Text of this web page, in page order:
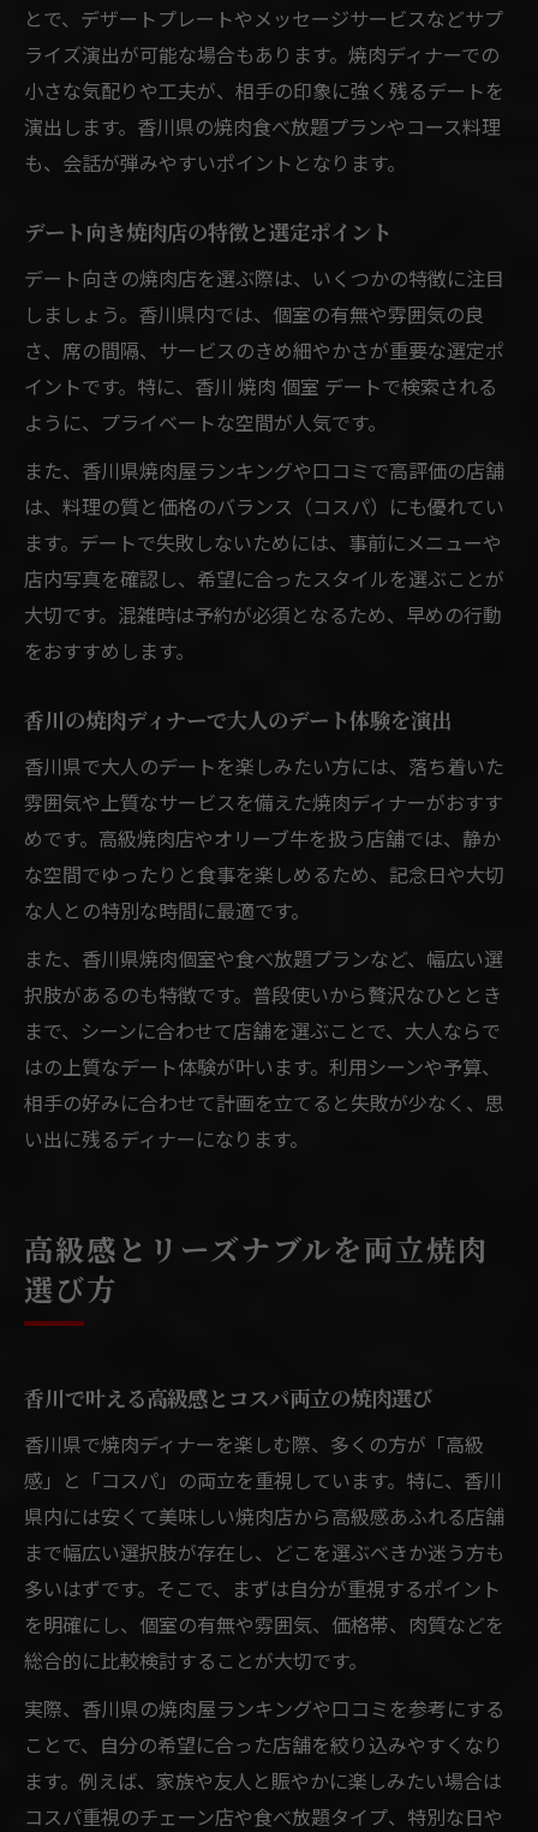
とで、デザートプレートやメッセージサービスなどサプ
ライズ演出が可能な場合もあります。焼肉ディナーでの
小さな気配りや工夫が、相手の印象に強く残るデートを
演出します。香川県の焼肉食べ放題プランやコース料理
も、会話が弾みやすいポイントとなります。
デート向き焼肉店の特徴と選定ポイント
デート向きの焼肉店を選ぶ際は、いくつかの特徴に注目
しましょう。香川県内では、個室の有無や雰囲気の良
さ、席の間隔、サービスのきめ細やかさが重要な選定ポ
イントです。特に、香川 焼肉 個室 デートで検索される
ように、プライベートな空間が人気です。
また、香川県焼肉屋ランキングや口コミで高評価の店舗
は、料理の質と価格のバランス（コスパ）にも優れてい
ます。デートで失敗しないためには、事前にメニューや
店内写真を確認し、希望に合ったスタイルを選ぶことが
大切です。混雑時は予約が必須となるため、早めの行動
をおすすめします。
香川の焼肉ディナーで大人のデート体験を演出
香川県で大人のデートを楽しみたい方には、落ち着いた
雰囲気や上質なサービスを備えた焼肉ディナーがおすす
めです。高級焼肉店やオリーブ牛を扱う店舗では、静か
な空間でゆったりと食事を楽しめるため、記念日や大切
な人との特別な時間に最適です。
また、香川県焼肉個室や食べ放題プランなど、幅広い選
択肢があるのも特徴です。普段使いから贅沢なひととき
まで、シーンに合わせて店舗を選ぶことで、大人ならで
はの上質なデート体験が叶います。利用シーンや予算、
相手の好みに合わせて計画を立てると失敗が少なく、思
い出に残るディナーになります。
高級感とリーズナブルを両立焼肉
選び方
香川で叶える高級感とコスパ両立の焼肉選び
香川県で焼肉ディナーを楽しむ際、多くの方が「高級
感」と「コスパ」の両立を重視しています。特に、香川
県内には安くて美味しい焼肉店から高級感あふれる店舗
まで幅広い選択肢が存在し、どこを選ぶべきか迷う方も
多いはずです。そこで、まずは自分が重視するポイント
を明確にし、個室の有無や雰囲気、価格帯、肉質などを
総合的に比較検討することが大切です。
実際、香川県の焼肉屋ランキングや口コミを参考にする
ことで、自分の希望に合った店舗を絞り込みやすくなり
ます。例えば、家族や友人と賑やかに楽しみたい場合は
コスパ重視のチェーン店や食べ放題タイプ、特別な日や